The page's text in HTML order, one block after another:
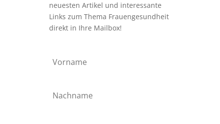
neuesten Artikel und interessante
Links zum Thema Frauengesundheit
direkt in Ihre Mailbox!